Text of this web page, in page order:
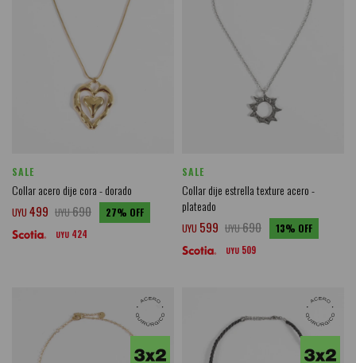
SALE
Collar acero dije cora - dorado
UYU 499 UYU690 27
UYU 424
SALE
Collar dije estrella texture acero -
plateado
UYU 599 UYU690 13
UYU 509